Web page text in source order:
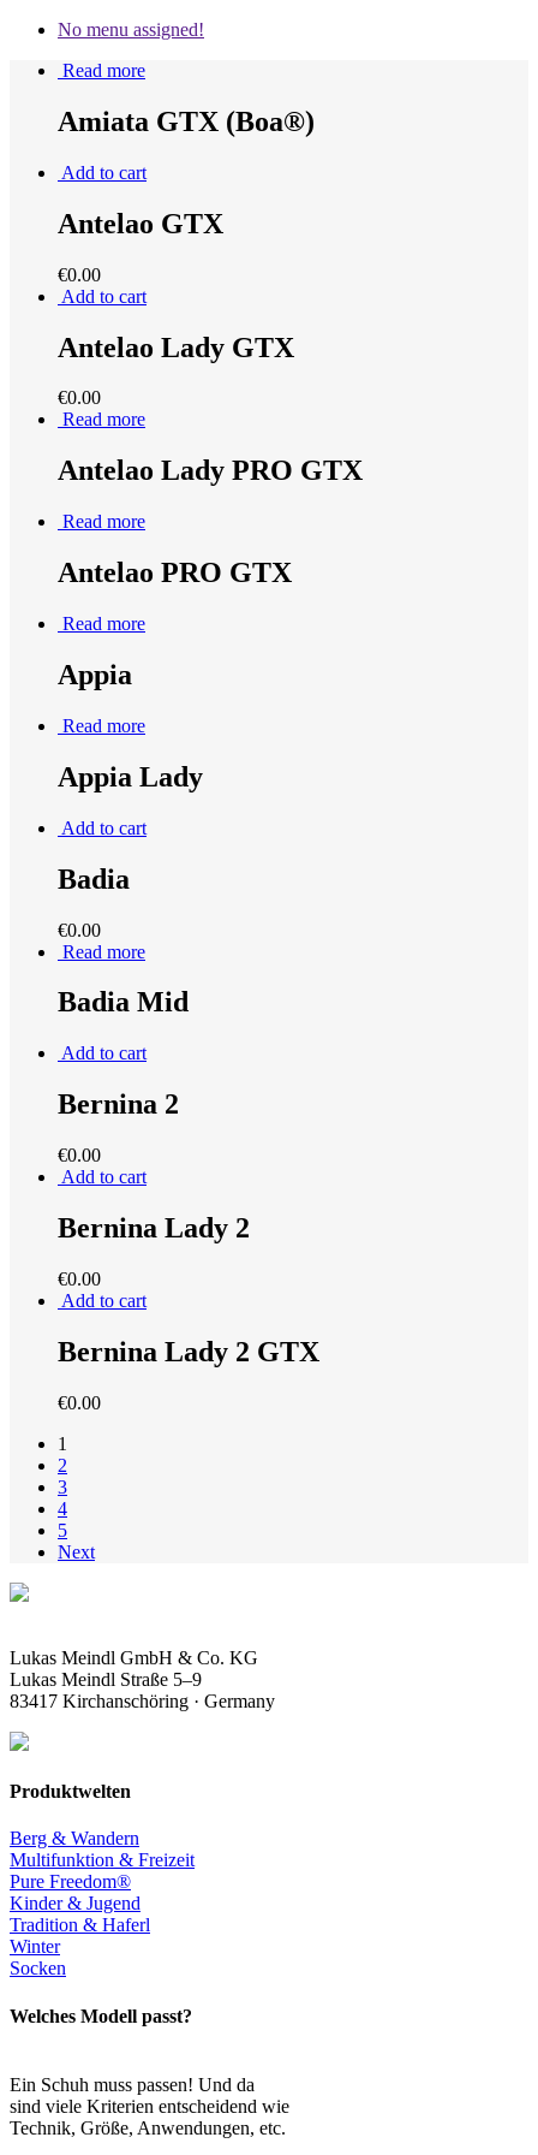
No menu assigned!
Read more
Amiata GTX (Boa®)
Add to cart
Antelao GTX
€0.00
Add to cart
Antelao Lady GTX
€0.00
Read more
Antelao Lady PRO GTX
Read more
Antelao PRO GTX
Read more
Appia
Read more
Appia Lady
Add to cart
Badia
€0.00
Read more
Badia Mid
Add to cart
Bernina 2
€0.00
Add to cart
Bernina Lady 2
€0.00
Add to cart
Bernina Lady 2 GTX
€0.00
1
2
3
4
5
Next
Lukas Meindl GmbH & Co. KG
Lukas Meindl Straße 5–9
83417 Kirchanschöring · Germany
Produktwelten
Berg & Wandern
Multifunktion & Freizeit
Pure Freedom®
Kinder & Jugend
Tradition & Haferl
Winter
Socken
Welches Modell passt?
Ein Schuh muss passen! Und da
sind viele Kriterien entscheidend wie
Technik, Größe, Anwendungen, etc.